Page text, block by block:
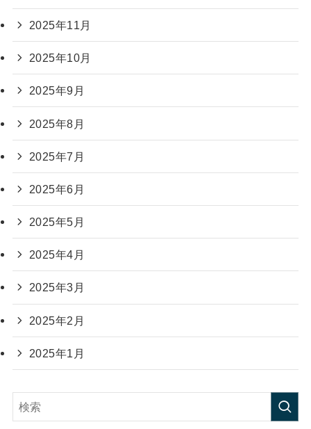
2025年11月
2025年10月
2025年9月
2025年8月
2025年7月
2025年6月
2025年5月
2025年4月
2025年3月
2025年2月
2025年1月